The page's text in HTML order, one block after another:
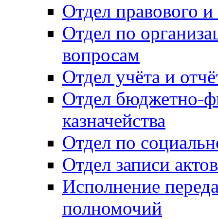
Отдел правового
Отдел по
вопросам
Отдел учёта и
Отдел бюджетно-
казначейства
Отдел по
Отдел записи
Исполнение
полномочий